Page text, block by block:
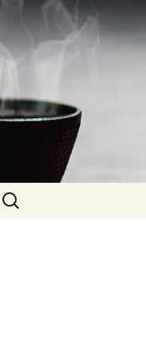
Rechercher :